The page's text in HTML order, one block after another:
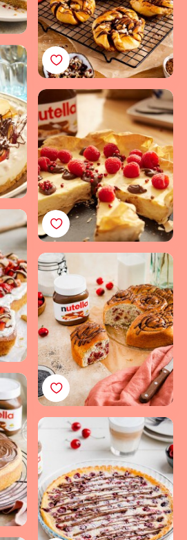
Französische
Vanilletarte mit feiner
Würze & nutella®
Mohn-Kirsch-
Schnecken: Schnell
gemacht & verfeinert
mit nutella®
Luftiger Kirschauflauf:
Saftig gebacken &
getoppt mit nutella®